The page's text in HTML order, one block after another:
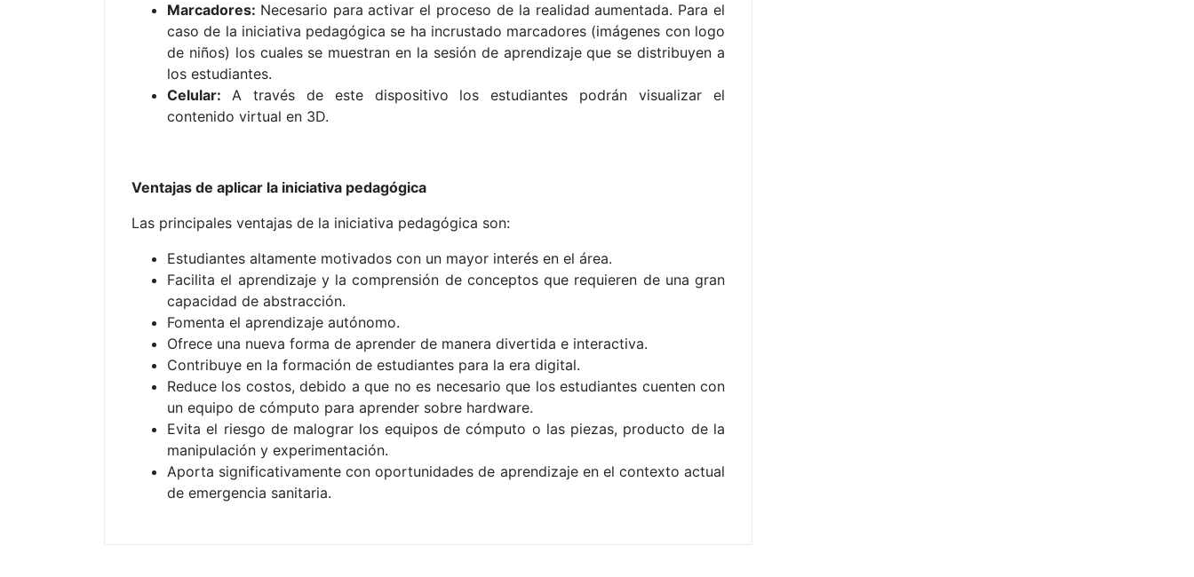
Marcadores: Necesario para activar el proceso de la realidad aumentada. Para el
caso de la iniciativa pedagógica se ha incrustado marcadores (imágenes con logo
de niños) los cuales se muestran en la sesión de aprendizaje que se distribuyen a
los estudiantes.
Celular: A través de este dispositivo los estudiantes podrán visualizar el
contenido virtual en 3D.
Ventajas de aplicar la iniciativa pedagógica
Las principales ventajas de la iniciativa pedagógica son:
Estudiantes altamente motivados con un mayor interés en el área.
Facilita el aprendizaje y la comprensión de conceptos que requieren de una gran
capacidad de abstracción.
Fomenta el aprendizaje autónomo.
Ofrece una nueva forma de aprender de manera divertida e interactiva.
Contribuye en la formación de estudiantes para la era digital.
Reduce los costos, debido a que no es necesario que los estudiantes cuenten con
un equipo de cómputo para aprender sobre hardware.
Evita el riesgo de malograr los equipos de cómputo o las piezas, producto de la
manipulación y experimentación.
Aporta significativamente con oportunidades de aprendizaje en el contexto actual
de emergencia sanitaria.